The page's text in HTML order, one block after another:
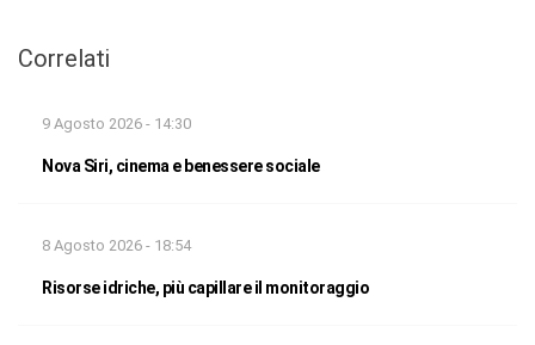
Correlati
9 Agosto 2026 - 14:30
Nova Siri, cinema e benessere sociale
8 Agosto 2026 - 18:54
Risorse idriche, più capillare il monitoraggio